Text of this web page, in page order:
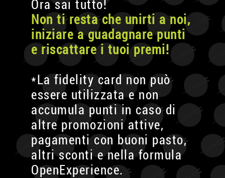
Ora sai tutto!
Non ti resta che unirti a noi,
iniziare a guadagnare punti
e riscattare i tuoi premi!
*La fidelity card non può
essere utilizzata e non
accumula punti in caso di
altre promozioni attive,
pagamenti con buoni pasto,
altri sconti e nella formula
OpenExperience.